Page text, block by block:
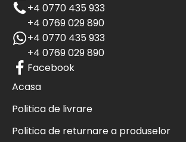
Acasa
Politica de livrare
Politica de returnare a produselor
+4 0770 435 933
+4 0769 029 890
+4 0770 435 933
+4 0769 029 890
Facebook